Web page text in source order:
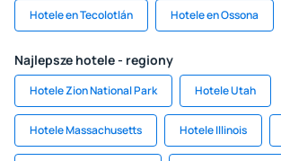
Hotele en Tecolotlán Hotele en Ossona
Najlepsze hotele - regiony
Hotele Zion National Park Hotele Utah
Hotele Massachusetts Hotele Illinois